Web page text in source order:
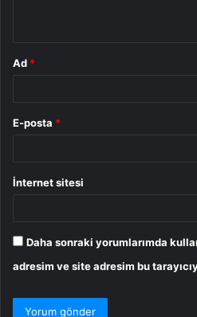
Ad *
E-posta *
İnternet sitesi
Daha sonraki yorumlarımda
adresim ve site adresim bu